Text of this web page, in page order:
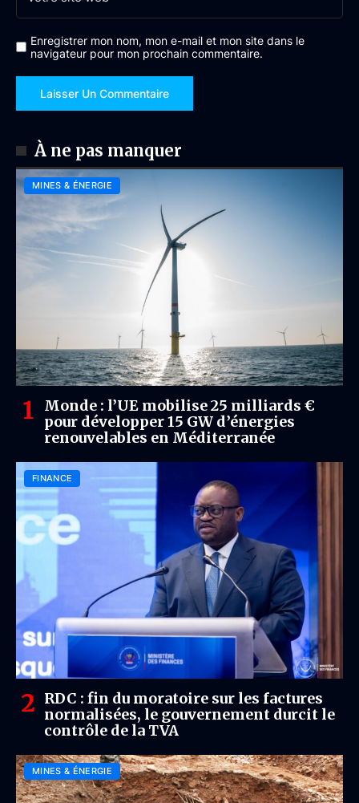
Enregistrer mon nom, mon e-mail et mon site dans le
navigateur pour mon prochain commentaire.
À ne pas manquer
MINES & ÉNERGIE
Monde : l’UE mobilise 25 milliards €
pour développer 15 GW d’énergies
renouvelables en Méditerranée
FINANCE
RDC : fin du moratoire sur les factures
normalisées, le gouvernement durcit le
contrôle de la TVA
MINES & ÉNERGIE